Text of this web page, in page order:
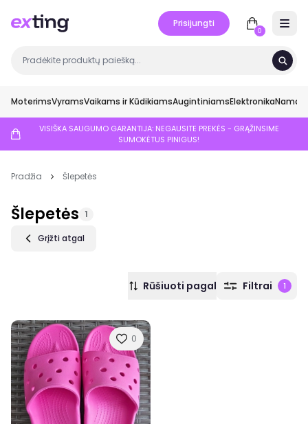
Prisijungti
0
MoterimsVyramsVaikams ir KūdikiamsAugintiniamsElektronikaNamai
VISIŠKA SAUGUMO GARANTIJA: NEGAUSITE PREKĖS - GRĄŽINSIME
SUMOKĖTUS PINIGUS!
Pradžia Šlepetės
Šlepetės 1
Grįžti atgal
Rūšiuoti pagal Filtrai 1
0